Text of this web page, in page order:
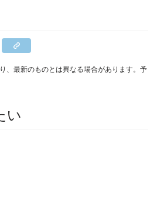
、最新のものとは異なる場合があります。予
い